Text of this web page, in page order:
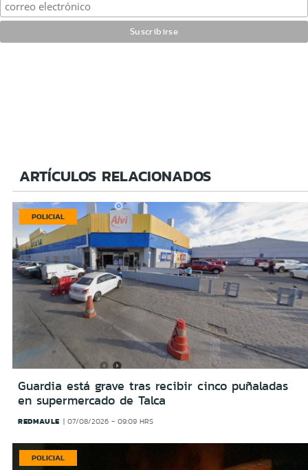
ARTÍCULOS RELACIONADOS
POLICIAL
Guardia está grave tras recibir cinco puñaladas
en supermercado de Talca
REDMAULE 07/08/2026 - 09:09 HRS
POLICIAL